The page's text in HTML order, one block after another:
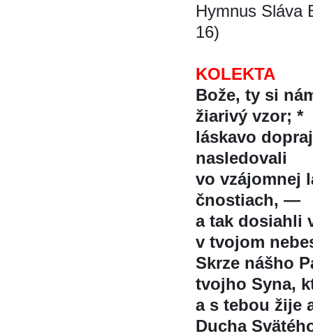
Hymnus Sláva
16)
KOLEKTA
Bože, ty si
žiarivý vzor; *
láskavo
nasledovali
vo vzájomnej
čnostiach, —
a tak dosiahli
v tvojom
Skrze nášho
tvojho Syna,
a s tebou žije
Ducha